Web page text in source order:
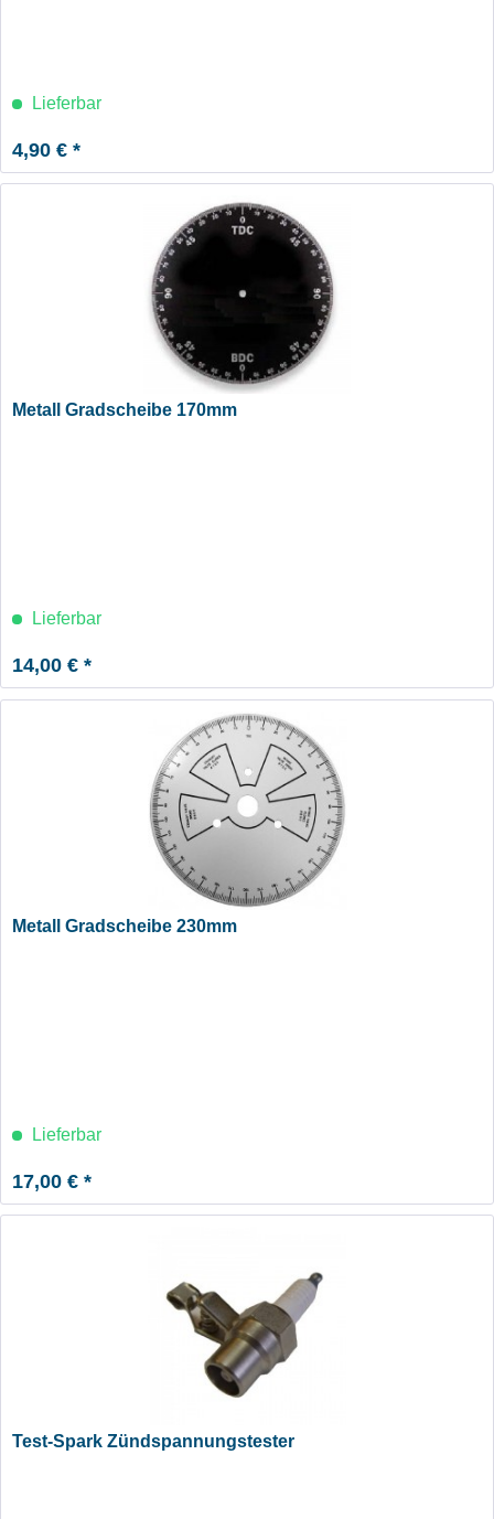
Lieferbar
4,90 € *
Metall Gradscheibe 170mm
Lieferbar
14,00 € *
Metall Gradscheibe 230mm
Lieferbar
17,00 € *
Test-Spark Zündspannungstester